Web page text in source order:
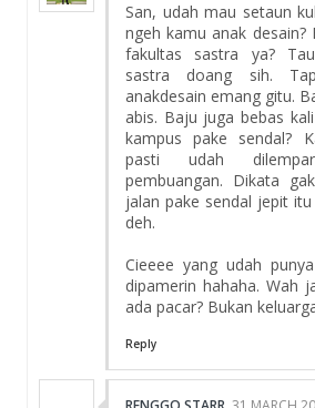
San, udah mau setaun
ngeh kamu anak desain?
fakultas sastra ya?
sastra doang sih.
anakdesain emang gitu.
abis. Baju juga bebas
kampus pake sendal?
pasti udah
pembuangan. Dikata
jalan pake sendal jepit
deh.
Cieeee yang udah
dipamerin hahaha. Wah
ada pacar? Bukan
Reply